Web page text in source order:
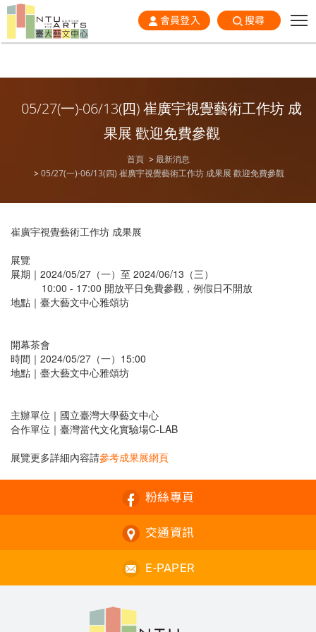
會員登入 搜尋
05/27(一)-06/13(四) 崔廣宇視覺藝術工作坊 成
果展 歡迎免費參觀
首頁
最新消息
05/27(一)-06/13(四) 崔廣宇視覺藝術工作坊 成果展 歡迎免費參觀
崔廣宇視覺藝術工作坊 成果展
展覽
展期｜2024/05/27（一）至 2024/06/13（三）
10:00 - 17:00 開放平日免費參觀，例假日不開放
地點｜臺大藝文中心雅頌坊
開幕茶會
時間｜2024/05/27（一）15:00
地點｜臺大藝文中心雅頌坊
主辦單位｜國立臺灣大學藝文中心
合作單位｜臺灣當代文化實驗場C-LAB
展覽更多詳細內容請參考成果展網頁
粉絲專頁
交通資訊
E-PAPER